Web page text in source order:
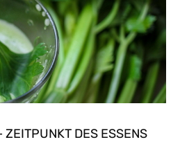
DES ESSENS